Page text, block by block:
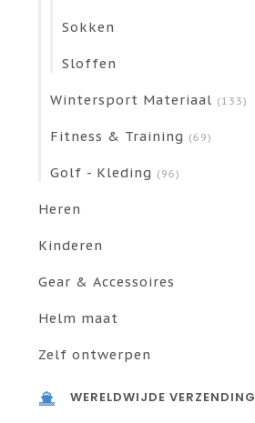
Sokken
Sloffen
Wintersport Materiaal (133)
Fitness & Training (69)
Golf - Kleding (96)
Heren
Kinderen
Gear & Accessoires
Helm maat
Zelf ontwerpen
WERELDWIJDE VERZENDING